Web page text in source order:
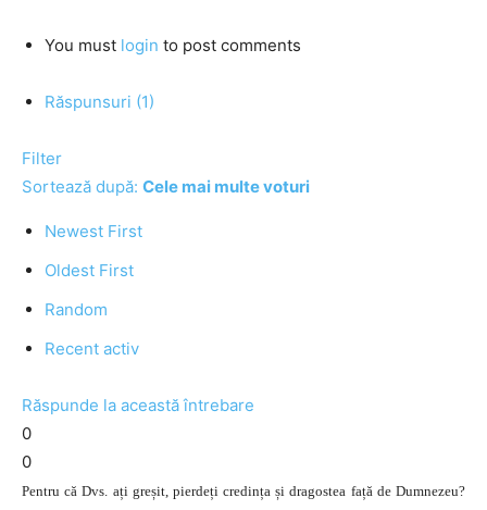
You must login to post comments
Răspunsuri (1)
Filter
Sortează după: Cele mai multe voturi
Newest First
Oldest First
Random
Recent activ
Răspunde la această întrebare
0
0
Pentru că Dvs. ați greșit, pierdeți credința și dragostea față de Dumnezeu?